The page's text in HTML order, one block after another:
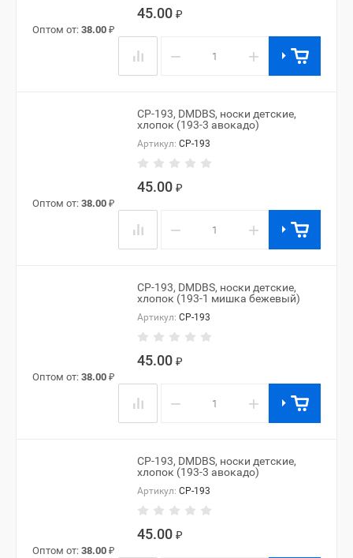
45.00 ₽
Оптом от: 38.00 ₽
− +
CP-193, DMDBS, носки детские,
хлопок (193-3 авокадо)
Артикул: CP-193
45.00 ₽
Оптом от: 38.00 ₽
− +
CP-193, DMDBS, носки детские,
хлопок (193-1 мишка бежевый)
Артикул: CP-193
45.00 ₽
Оптом от: 38.00 ₽
− +
CP-193, DMDBS, носки детские,
хлопок (193-3 авокадо)
Артикул: CP-193
45.00 ₽
Оптом от: 38.00 ₽